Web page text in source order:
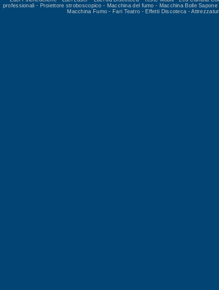
professionali - Proiettore stroboscopico - Macchina del fumo - Macchina Bolle Sapone
Macchina Fumo - Fari Teatro - Effetti Discoteca -